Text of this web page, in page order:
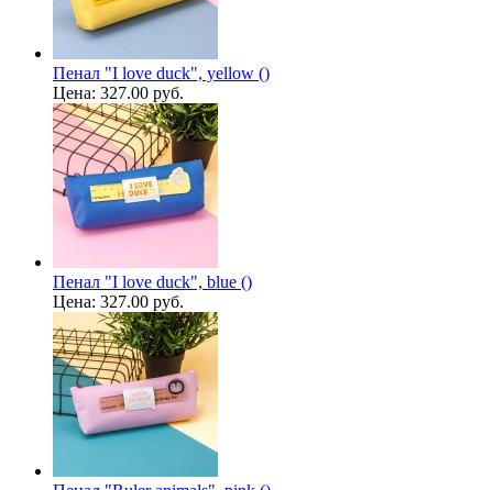
Пенал "I love duck", yellow ()
Цена: 327.00 руб.
Пенал "I love duck", blue ()
Цена: 327.00 руб.